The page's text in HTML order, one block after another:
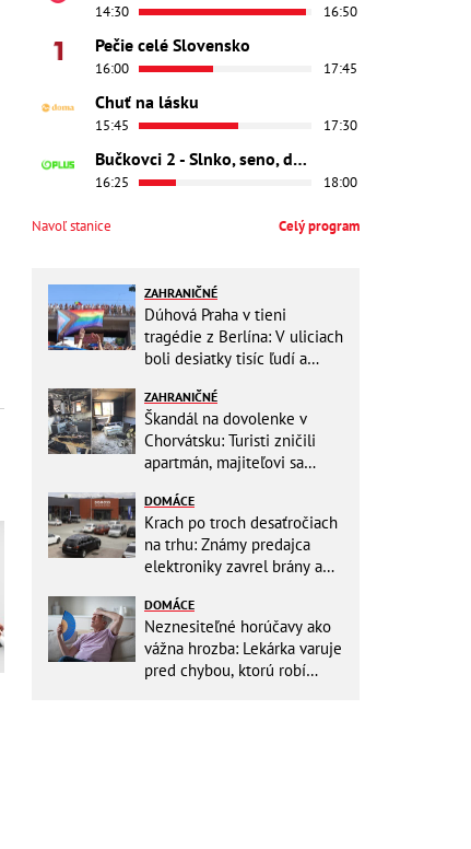
14:30 16:50
Pečie celé Slovensko
16:00 17:45
Chuť na lásku
15:45 17:30
Bučkovci 2 - Slnko, seno, dedina
16:25 18:00
Navoľ stanice Celý program
ZAHRANIČNÉ
Dúhová Praha v tieni
tragédie z Berlína: V uliciach
boli desiatky tisíc ľudí a
ZAHRANIČNÉ
Škandál na dovolenke v
Chorvátsku: Turisti zničili
apartmán, majiteľovi sa
preplatiť hotel
DOMÁCE
Krach po troch desaťročiach
na trhu: Známy predajca
elektroniky zavrel brány a
DOMÁCE
Neznesiteľné horúčavy ako
vážna hrozba: Lekárka varuje
pred chybou, ktorú robí